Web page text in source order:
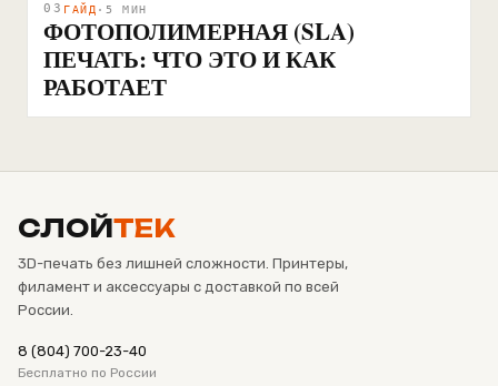
03 ГАЙД · 5 МИН
ФОТОПОЛИМЕРНАЯ (SLA)
ПЕЧАТЬ: ЧТО ЭТО И КАК
РАБОТАЕТ
СЛОЙТЕК
3D-печать без лишней сложности. Принтеры,
филамент и аксессуары с доставкой по всей
России.
8 (804) 700-23-40
Бесплатно по России